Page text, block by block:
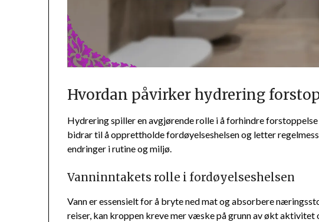
Hvordan påvirker hydrering
Hydrering spiller en avgjørende rolle i å forhindre
bidrar til å opprettholde fordøyelseshelsen og letter
endringer i rutine og miljø.
Vanninntakets rolle i fordøyelseshelsen
Vann er essensielt for å bryte ned mat og absorbere
reiser, kan kroppen kreve mer væske på grunn av økt